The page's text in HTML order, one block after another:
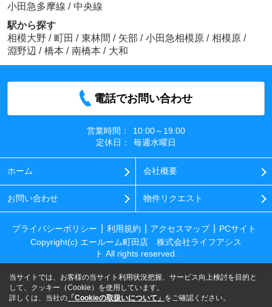
小田急多摩線 / 中央線
駅から探す
相模大野 / 町田 / 東林間 / 矢部 / 小田急相模原 / 相模原 /
淵野辺 / 橋本 / 南橋本 / 大和
電話でお問い合わせ
営業時間：
10:00～19:00
定休日：
毎週水曜日
ホーム 会社概要
お問い合わせ 物件リクエスト
プライバシーポリシー 利用規約 アクセスマップ
PCサイト
Copyright(c) エールーム町田店 株式会社ライフアシス
ト All rights reserved.
当サイトでは、お客様の当サイト利用状況把握、サービス向上検討を目的と
して、クッキー（Cookie）を使用しています。
詳しくは、当社の 「Cookieの取扱いについて」 をご確認ください。